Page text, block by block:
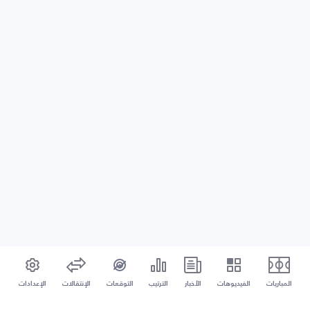
المباريات الفيديوهات الأخبار الترتيب التوقعات الإنتقالات الإعدادات